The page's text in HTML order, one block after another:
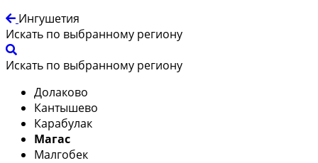
Ингушетия
Искать по выбранному региону
Искать по выбранному региону
Долаково
Кантышево
Карабулак
Магас
Малгобек